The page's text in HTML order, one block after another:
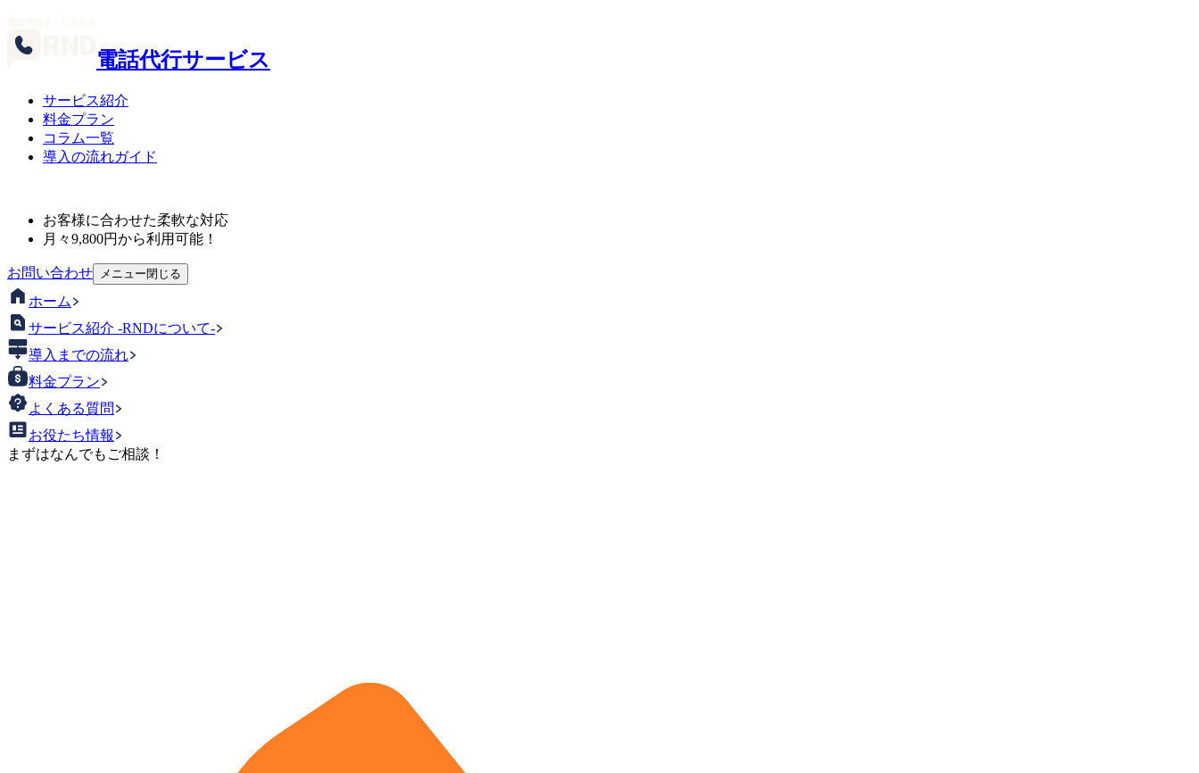
電話代行サービス
サービス紹介
料金プラン
コラム一覧
導入の流れガイド
お客様に合わせた柔軟な対応
月々9,800円から利用可能！
お問い合わせ メニュー閉じる
ホーム
サービス紹介 -RNDについて-
導入までの流れ
料金プラン
よくある質問
お役たち情報
まずはなんでもご相談！